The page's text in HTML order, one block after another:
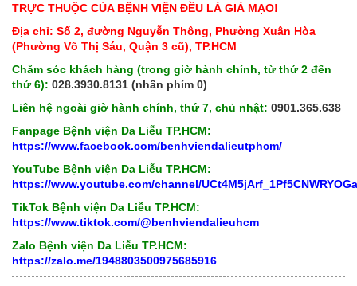
TRỰC THUỘC CỦA BỆNH VIỆN ĐỀU LÀ GIẢ MẠO!
Địa chỉ: Số 2, đường Nguyễn Thông, Phường Xuân Hòa
(Phường Võ Thị Sáu, Quận 3 cũ), TP.HCM
Chăm sóc khách hàng (trong giờ hành chính, từ thứ 2 đến
thứ 6): 028.3930.8131 (nhấn phím 0)
Liên hệ ngoài giờ hành chính, thứ 7, chủ nhật: 0901.365.638
Fanpage Bệnh viện Da Liễu TP.HCM:
https://www.facebook.com/benhviendalieutphcm/
YouTube Bệnh viện Da Liễu TP.HCM:
https://www.youtube.com/channel/
TikTok Bệnh viện Da Liễu TP.HCM:
https://www.tiktok.com/@benhviendalieuhcm
Zalo Bệnh viện Da Liễu TP.HCM:
https://zalo.me/1948803500975685916